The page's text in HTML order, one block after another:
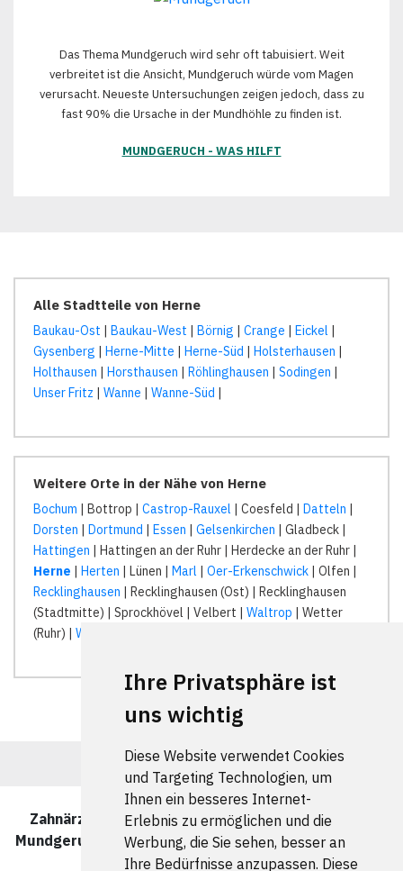
Ihre Privatsphäre ist
uns wichtig
Diese Website verwendet Cookies
und Targeting Technologien, um
Ihnen ein besseres Internet-
Erlebnis zu ermöglichen und die
Werbung, die Sie sehen, besser an
Ihre Bedürfnisse anzupassen. Diese
Das Thema Mundgeruch wird sehr oft tabuisiert. Weit
verbreitet ist die Ansicht, Mundgeruch würde vom Magen
verursacht. Neueste Untersuchungen zeigen jedoch, dass zu
fast 90% die Ursache in der Mundhöhle zu finden ist.
MUNDGERUCH - WAS HILFT
Alle Stadtteile von Herne
Baukau-Ost | Baukau-West | Börnig | Crange | Eickel |
Gysenberg | Herne-Mitte | Herne-Süd | Holsterhausen |
Holthausen | Horsthausen | Röhlinghausen | Sodingen |
Unser Fritz | Wanne | Wanne-Süd |
Weitere Orte in der Nähe von Herne
Bochum | Bottrop | Castrop-Rauxel | Coesfeld | Datteln |
Dorsten | Dortmund | Essen | Gelsenkirchen | Gladbeck |
Hattingen | Hattingen an der Ruhr | Herdecke an der Ruhr |
Herne | Herten | Lünen | Marl | Oer-Erkenschwick | Olfen |
Recklinghausen | Recklinghausen (Ost) | Recklinghausen
(Stadtmitte) | Sprockhövel | Velbert | Waltrop | Wetter
(Ruhr) | Witten
Zahnärzte und Zahnärztinnen für Behandlung von
Mundgeruch (Halitosis) in Herne wurde zuletzt am 05
August 2026 aktualisiert.